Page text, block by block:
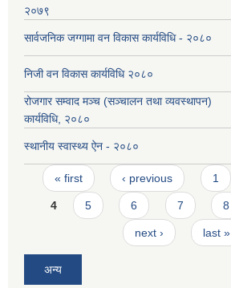
२०७९
सार्वजनिक जग्गामा वन विकास कार्यविधि - २०८०
निजी वन विकास कार्यविधि २०८०
रोजगार सम्वाद मञ्च (सञ्चालन तथा व्यवस्थापन)
कार्यविधि, २०८०
स्थानीय स्वास्थ्य ऐन - २०८०
Pages
« first ‹ previous 1
4 5 6 7 8
next › last »
अन्य